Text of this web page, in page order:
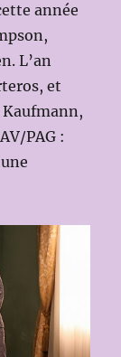
année
L’an
et
Kaufmann,
PAG :